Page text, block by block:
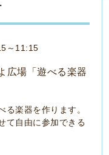
～11:15
広場「遊べる楽器
る楽器を作ります。
て自由に参加できる